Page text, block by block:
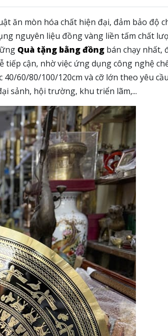
ăn mòn hóa chất hiện đại, đảm bảo độ
nguyên liệu đồng vàng liền tấm chất
Quà tặng bằng đồng bán chạy nhất,
cận, nhờ việc ứng dụng công nghệ
60/80/100/120cm và cỡ lớn theo yêu
sảnh, hội trường, khu triển lãm,...